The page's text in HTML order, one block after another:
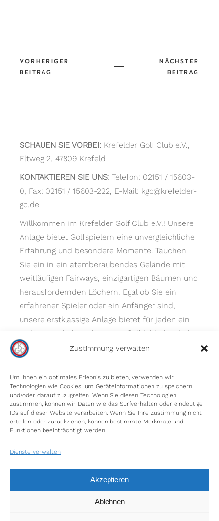
Zustimmung verwalten
Um Ihnen ein optimales Erlebnis zu bieten, verwenden wir
Technologien wie Cookies, um Geräteinformationen zu speichern
und/oder darauf zuzugreifen. Wenn Sie diesen Technologien
zustimmen, können wir Daten wie das Surfverhalten oder eindeutige
IDs auf dieser Website verarbeiten. Wenn Sie Ihre Zustimmung nicht
erteilen oder zurückziehen, können bestimmte Merkmale und
Funktionen beeinträchtigt werden.
Dienste verwalten
Akzeptieren
Ablehnen
SCHAUEN SIE VORBEI: Krefelder Golf Club e.V.,
Eltweg 2, 47809 Krefeld
KONTAKTIEREN SIE UNS: Telefon: 02151 / 15603-
0, Fax: 02151 / 15603-222, E-Mail: kgc@krefelder-
gc.de
Willkommen im Krefelder Golf Club e.V.! Unsere
Anlage bietet Golfspielern eine unvergleichliche
Erfahrung und besondere Momente. Tauchen
Sie ein in ein atemberaubendes Gelände mit
weitläufigen Fairways, einzigartigen Bäumen und
herausfordernden Löchern. Egal ob Sie ein
erfahrener Spieler oder ein Anfänger sind,
unsere erstklassige Anlage bietet für jeden ein
zu Hause – bei uns kommen Golfliebhaber jeder
Spielstärke auf ihre Kosten.
INFORMIEREN SIE SICH
Gästeinformationen